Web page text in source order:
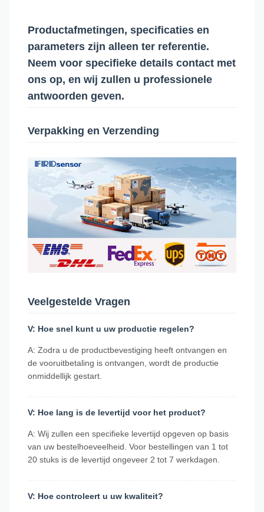
Productafmetingen, specificaties en
parameters zijn alleen ter referentie.
Neem voor specifieke details contact met
ons op, en wij zullen u professionele
antwoorden geven.
Verpakking en Verzending
Veelgestelde Vragen
V: Hoe snel kunt u uw productie regelen?
A: Zodra u de productbevestiging heeft ontvangen en
de vooruitbetaling is ontvangen, wordt de productie
onmiddellijk gestart.
V: Hoe lang is de levertijd voor het product?
A: Wij zullen een specifieke levertijd opgeven op basis
van uw bestelhoeveelheid. Voor bestellingen van 1 tot
20 stuks is de levertijd ongeveer 2 tot 7 werkdagen.
V: Hoe controleert u uw kwaliteit?